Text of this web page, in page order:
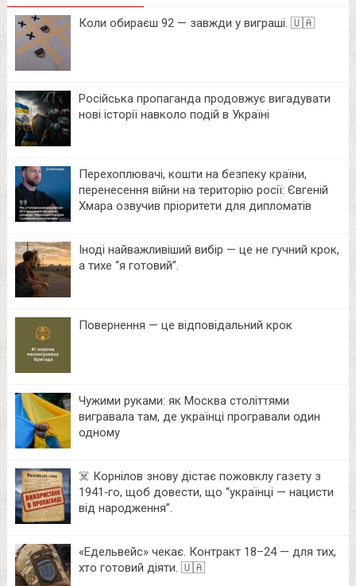
Коли обираєш 92 — завжди у виграші. 🇺🇦
Російська пропаганда продовжує вигадувати
нові історії навколо подій в Україні
Перехоплювачі, кошти на безпеку країни,
перенесення війни на територію росії: Євгеній
Хмара озвучив пріоритети для дипломатів
Іноді найважливіший вибір — це не гучний крок,
а тихе “я готовий”.
Повернення — це відповідальний крок
Чужими руками: як Москва століттями
вигравала там, де українці програвали один
одному
☠️ Корнілов знову дістає пожовклу газету з
1941‑го, щоб довести, що “українці — нацисти
від народження”.
«Едельвейс» чекає. Контракт 18–24 — для тих,
хто готовий діяти. 🇺🇦